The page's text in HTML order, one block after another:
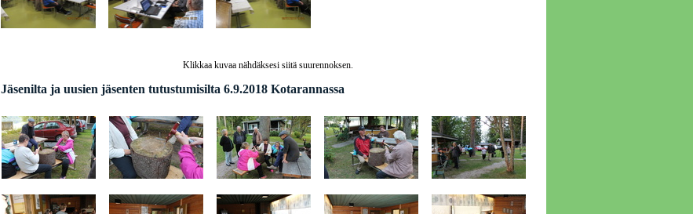
Klikkaa kuvaa nähdäksesi siitä suurennoksen.
Jäsenilta ja uusien jäsenten tutustumisilta 6.9.2018 Kotarannassa